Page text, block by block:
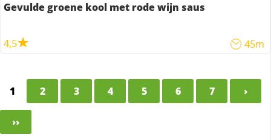
Gevulde groene kool met rode wijn saus
4,5 45m
1 2 3 4 5 6 7 ›
››